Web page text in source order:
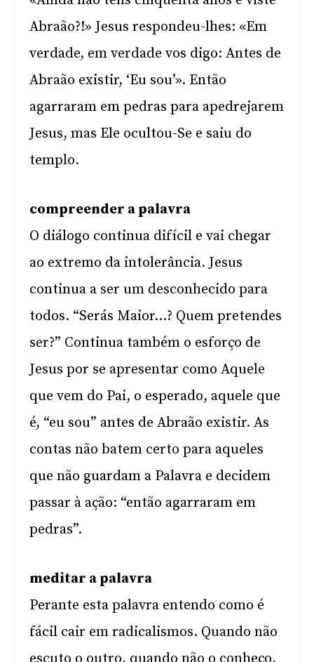
Abraão?!» Jesus respondeu-lhes: «Em
verdade, em verdade vos digo: Antes de
Abraão existir, ‘Eu sou’». Então
agarraram em pedras para apedrejarem
Jesus, mas Ele ocultou-Se e saiu do
templo.
compreender a palavra
O diálogo continua difícil e vai chegar
ao extremo da intolerância. Jesus
continua a ser um desconhecido para
todos. “Serás Maior…? Quem pretendes
ser?” Continua também o esforço de
Jesus por se apresentar como Aquele
que vem do Pai, o esperado, aquele que
é, “eu sou” antes de Abraão existir. As
contas não batem certo para aqueles
que não guardam a Palavra e decidem
passar à ação: “então agarraram em
pedras”.
meditar a palavra
Perante esta palavra entendo como é
fácil cair em radicalismos. Quando não